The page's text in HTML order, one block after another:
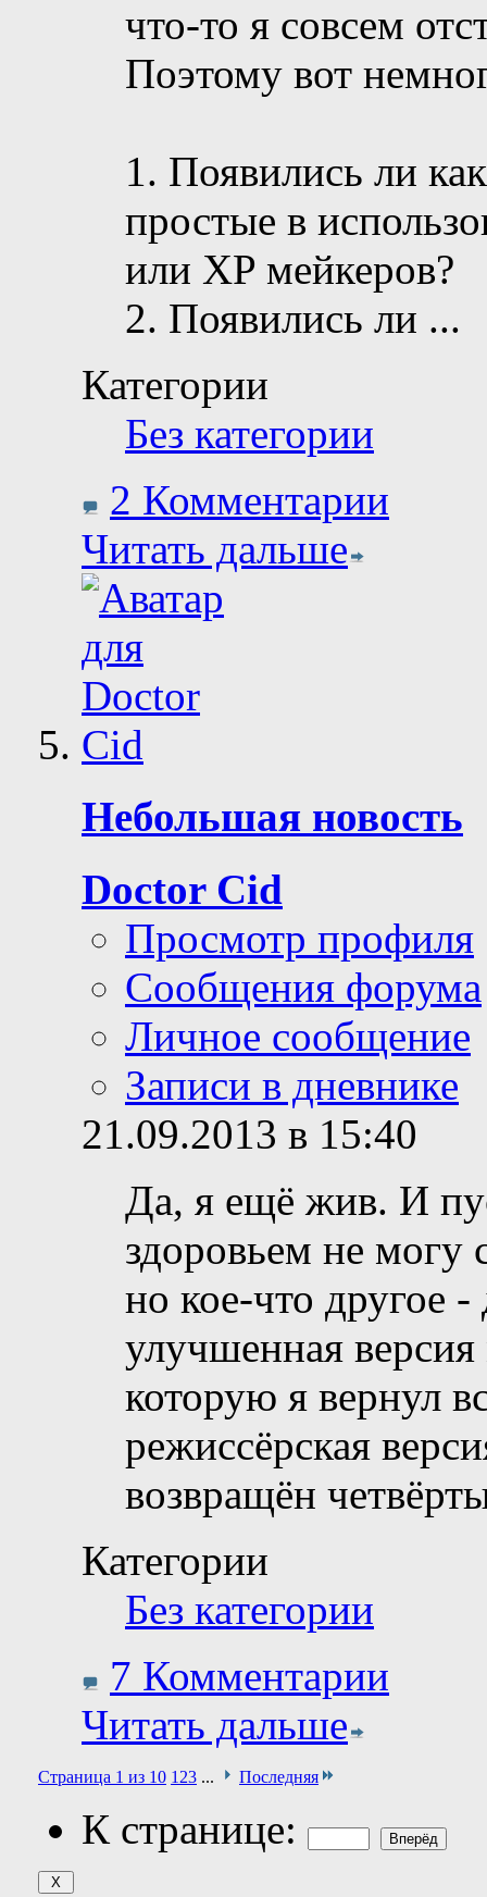
что-то я совсем
Поэтому вот
1. Появились ли
простые в
или XP мейкеров?
2. Появились ли ...
Категории
Без категории
2 Комментарии
Читать дальше
Небольшая новость
Doctor Cid
Просмотр профиля
Сообщения форума
Личное сообщение
Записи в дневнике
21.09.2013 в 15:40
Да, я ещё жив. И
здоровьем не могу
но кое-что другое
улучшенная
которую я вернул
режиссёрская
возвращён
Категории
Без категории
7 Комментарии
Читать дальше
Страница 1 из 10 1 23 ... Последняя
К странице: